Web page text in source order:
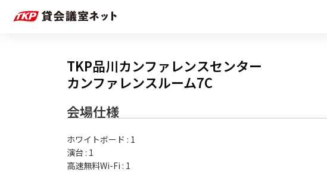
TKP品川カンファレンスセンター
カンファレンスルーム7C
会場仕様
ホワイトボード : 1
演台 : 1
高速無料Wi-Fi : 1